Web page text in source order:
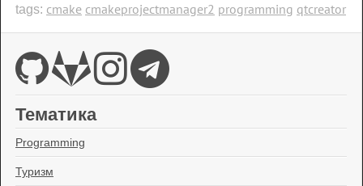
tags: cmake cmakeprojectmanager2 programming qtcreator
Тематика
Programming
Туризм